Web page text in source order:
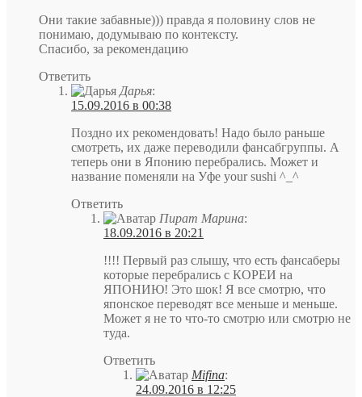
Они такие забавные))) правда я половину слов не
понимаю, додумываю по контексту.
Спасибо, за рекомендацию
Ответить
Дарья:
15.09.2016 в 00:38
Поздно их рекомендовать! Надо было раньше
смотреть, их даже переводили фансабгруппы. А
теперь они в Японию перебрались. Может и
название поменяли на Уфе your sushi ^_^
Ответить
Пират Марина:
18.09.2016 в 20:21
!!!! Первый раз слышу, что есть фансаберы
которые перебрались с КОРЕИ на
ЯПОНИЮ! Это шок! Я все смотрю, что
японское переводят все меньше и меньше.
Может я не то что-то смотрю или смотрю не
туда.
Ответить
Mifina:
24.09.2016 в 12:25